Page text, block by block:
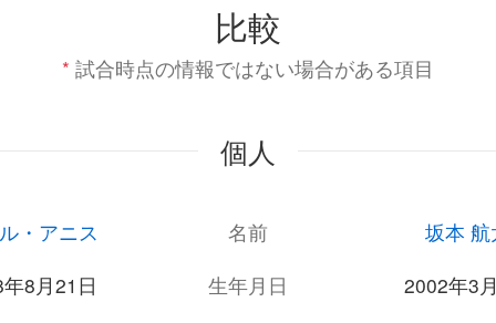
比較
* 試合時点の情報ではない場合がある項目
個人
・アニス 名前
坂本 航
8月21日
生年月日
2002年3